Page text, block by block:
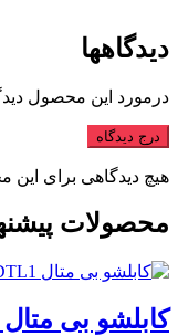
دیدگاهها
درمورد این محصول
درج دیدگاه
هیچ دیدگاهی برای
محصولات
کابلشو بی متال DTL1 سایز 25 با سوراخ 8